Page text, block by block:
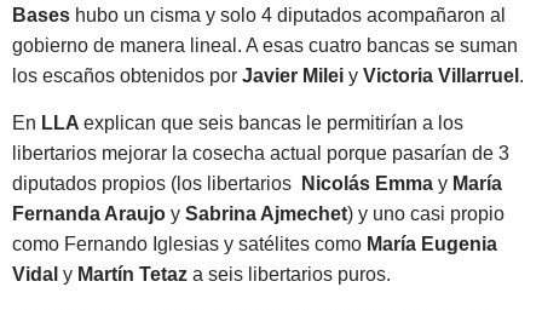
Bases hubo un cisma y solo 4 diputados acompañaron al
gobierno de manera lineal. A esas cuatro bancas se suman
los escaños obtenidos por Javier Milei y Victoria Villarruel .
En LLA explican que seis bancas le permitirían a los
libertarios mejorar la cosecha actual porque pasarían de 3
diputados propios (los libertarios
Nicolás Emma y María
Fernanda Araujo y Sabrina Ajmechet) y uno casi propio
como Fernando Iglesias y satélites como María Eugenia
Vidal y Martín Tetaz a seis libertarios puros.